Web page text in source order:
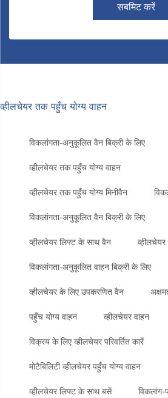
सबमिट करें
व्हीलचेयर तक पहुँच योग्य वाहन
विकलांगता-अनुकूलित वैन बिक्री के लिए
व्हीलचेयर तक पहुँच योग्य वाहन
व्हीलचेयर तक पहुँच योग्य मिनीवैन
विकलांगता-अनुकूलित वैन बिक्री के लिए
व्हीलचेयर लिफ्ट के साथ वैन व्हीलचेयर
विकलांगता-अनुकूलित वाहन बिक्री के लिए
व्हीलचेयर के लिए उपकरणित वैन
पहुँच योग्य वाहन व्हीलचेयर वाहन
विक्रय के लिए व्हीलचेयर परिवर्तित कारें
मोटैबिलिटी व्हीलचेयर पहुँच योग्य वाहन
व्हीलचेयर लिफ्ट के साथ बसें विकलांग-